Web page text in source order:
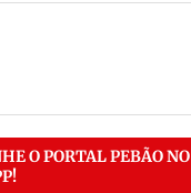
O PORTAL PEBÃO NO